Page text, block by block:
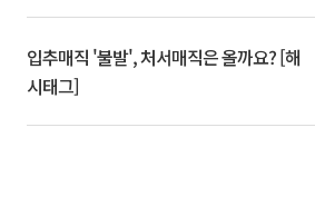
입추매직 '불발', 처서매직은 올까요? [해
시태그]